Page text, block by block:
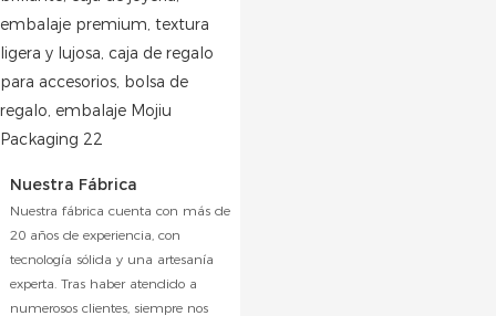
Nuestra Fábrica
Nuestra fábrica cuenta con más de
20 años de experiencia, con
tecnología sólida y una artesanía
experta. Tras haber atendido a
numerosos clientes, siempre nos